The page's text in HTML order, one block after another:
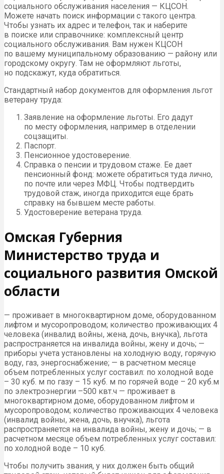
социального обслуживания населения — КЦСОН.
Можете начать поиск информации с такого центра.
Чтобы узнать их адрес и телефон, так и наберите
в поиске или справочнике: комплексный центр
социального обслуживания. Вам нужен КЦСОН
по вашему муниципальному образованию — району или
городскому округу. Там не оформляют льготы,
но подскажут, куда обратиться.
Стандартный набор документов для оформления льгот
ветерану труда:
Заявление на оформление льготы. Его дадут
по месту оформления, например в отделении
соцзащиты.
Паспорт.
Пенсионное удостоверение.
Справка о пенсии и трудовом стаже. Ее дает
пенсионный фонд: можете обратиться туда лично,
по почте или через МФЦ. Чтобы подтвердить
трудовой стаж, иногда приходится еще брать
справку на бывшем месте работы.
Удостоверение ветерана труда.
Омская Губерния
Министерство труда и
социального развития Омской
области
— проживает в многоквартирном доме, оборудованном
лифтом и мусоропроводом; количество проживающих 4
человека (инвалид войны, жена, дочь, внучка), льгота
распространяется на инвалида войны, жену и дочь; —
приборы учета установлены на холодную воду, горячую
воду, газ, энергоснабжение; — в расчетном месяце
объем потребленных услуг составил: по холодной воде
– 30 куб. м по газу – 15 куб. м по горячей воде – 20 куб.м
по электроэнергии –500 квт.ч — проживает в
многоквартирном доме, оборудованном лифтом и
мусоропроводом; количество проживающих 4 человека
(инвалид войны, жена, дочь, внучка), льгота
распространяется на инвалида войны, жену и дочь; — в
расчетном месяце объем потребленных услуг составил:
по холодной воде – 10 куб.
Чтобы получить звания, у них должен быть общий